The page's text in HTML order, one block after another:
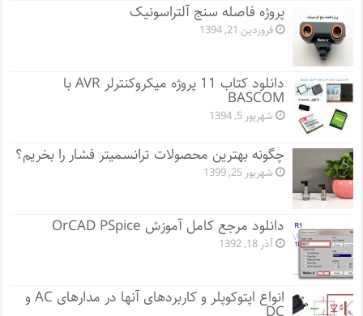
پروژه فاصله سنج آلتراسونیک
فروردین 21, 1394
دانلود کتاب 11 پروژه میکروکنترلر AVR با
BASCOM
شهریور 5, 1394
چگونه بهترین محصولات ترانسمیتر فشار را بخریم؟
شهریور 25, 1399
دانلود مرجع کامل آموزش OrCAD PSpice
آذر 18, 1392
انواع اپتوکوپلر و کاربردهای آنها در مدارهای AC و